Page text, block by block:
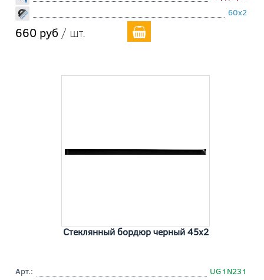
60x2
660 руб / шт.
Стеклянный бордюр черный 45x2
Арт.:
UG1N231